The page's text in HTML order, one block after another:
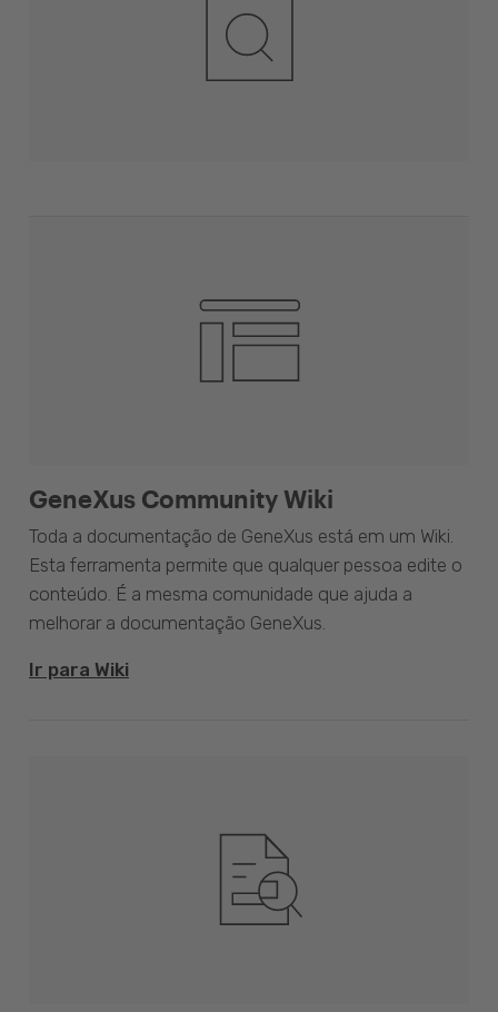
GeneXus Community Wiki
Toda a documentação de GeneXus está em um Wiki.
Esta ferramenta permite que qualquer pessoa edite o
conteúdo. É a mesma comunidade que ajuda a
melhorar a documentação GeneXus.
Ir para Wiki